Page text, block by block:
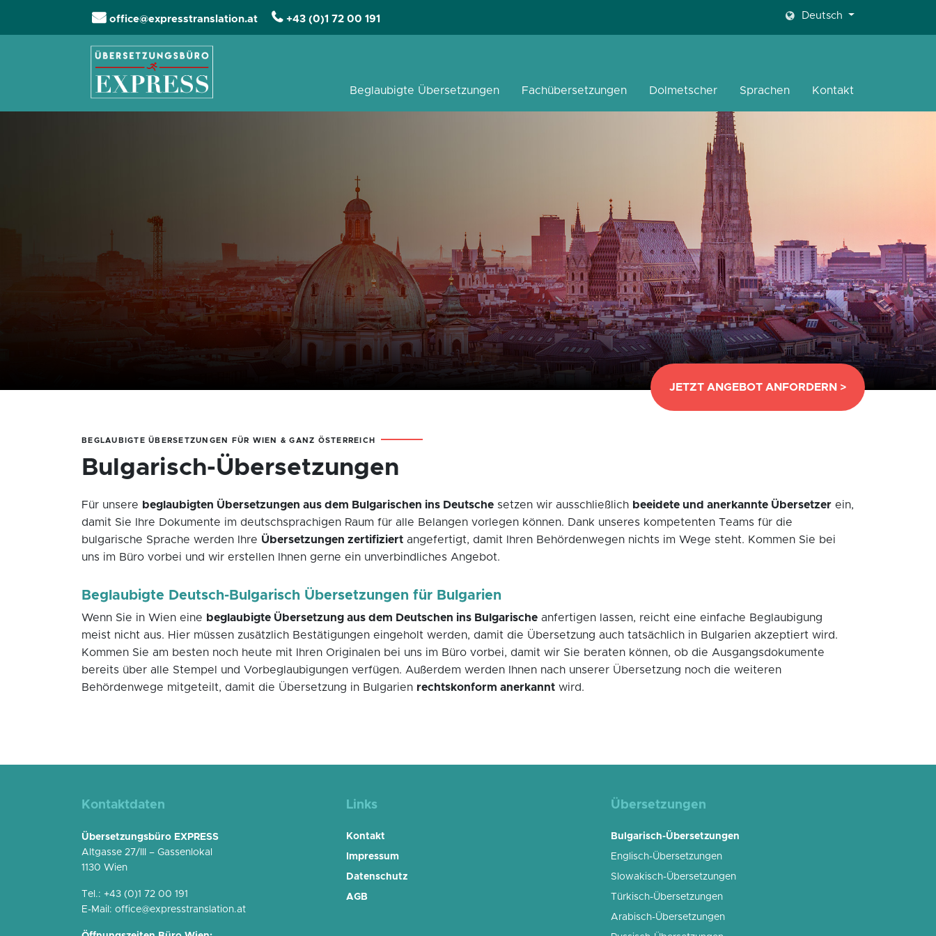
office@expresstranslation.at +43 (0)1 72 00 191 Deutsch
Navigation überspringen
Beglaubigte Übersetzungen Fachübersetzungen Dolmetscher Sprachen Kontakt
JETZT ANGEBOT ANFORDERN >
BEGLAUBIGTE ÜBERSETZUNGEN FÜR WIEN & GANZ ÖSTERREICH
Bulgarisch-Übersetzungen
Für unsere beglaubigten Übersetzungen aus dem Bulgarischen ins Deutsche setzen wir ausschließlich beeidete und anerkannte Übersetzer ein,
damit Sie Ihre Dokumente im deutschsprachigen Raum für alle Belangen vorlegen können. Dank unseres kompetenten Teams für die
bulgarische Sprache werden Ihre Übersetzungen zertifiziert angefertigt, damit Ihren Behördenwegen nichts im Wege steht. Kommen Sie bei
uns im Büro vorbei und wir erstellen Ihnen gerne ein unverbindliches Angebot.
Beglaubigte Deutsch-Bulgarisch Übersetzungen für Bulgarien
Wenn Sie in Wien eine beglaubigte Übersetzung aus dem Deutschen ins Bulgarische anfertigen lassen, reicht eine einfache Beglaubigung
meist nicht aus. Hier müssen zusätzlich Bestätigungen eingeholt werden, damit die Übersetzung auch tatsächlich in Bulgarien akzeptiert wird.
Kommen Sie am besten noch heute mit Ihren Originalen bei uns im Büro vorbei, damit wir Sie beraten können, ob die Ausgangsdokumente
bereits über alle Stempel und Vorbeglaubigungen verfügen. Außerdem werden Ihnen nach unserer Übersetzung noch die weiteren
Behördenwege mitgeteilt, damit die Übersetzung in Bulgarien rechtskonform anerkannt wird.
Kontaktdaten
Übersetzungsbüro EXPRESS
Altgasse 27/III – Gassenlokal
1130 Wien
Tel.: +43 (0)1 72 00 191
E-Mail: office@expresstranslation.at
Links
Kontakt
Impressum
Datenschutz
AGB
Übersetzungen
Bulgarisch-Übersetzungen
Englisch-Übersetzungen
Slowakisch-Übersetzungen
Türkisch-Übersetzungen
Arabisch-Übersetzungen